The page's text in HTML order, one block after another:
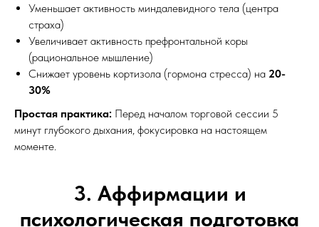
Уменьшает активность миндалевидного тела (центра
страха)
Увеличивает активность префронтальной коры
(рациональное мышление)
Снижает уровень кортизола (гормона стресса) на 20-
30%
Простая практика: Перед началом торговой сессии 5
минут глубокого дыхания, фокусировка на настоящем
моменте.
3. Аффирмации и
психологическая подготовка